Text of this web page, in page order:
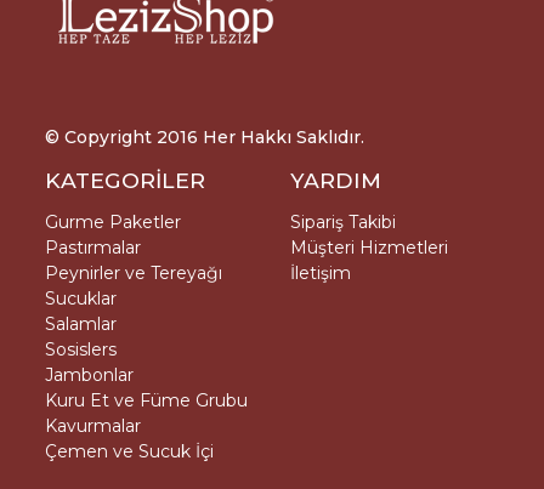
© Copyright 2016 Her Hakkı Saklıdır.
KATEGORİLER
Gurme Paketler
Pastırmalar
Peynirler ve Tereyağı
Sucuklar
Salamlar
Sosislers
Jambonlar
Kuru Et ve Füme Grubu
Kavurmalar
Çemen ve Sucuk İçi
YARDIM
Sipariş Takibi
Müşteri Hizmetleri
İletişim